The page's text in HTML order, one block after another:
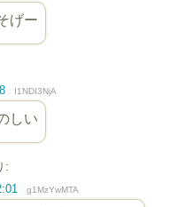
げー
I1NDI3NjA
しい
:
g1MzYwMTA